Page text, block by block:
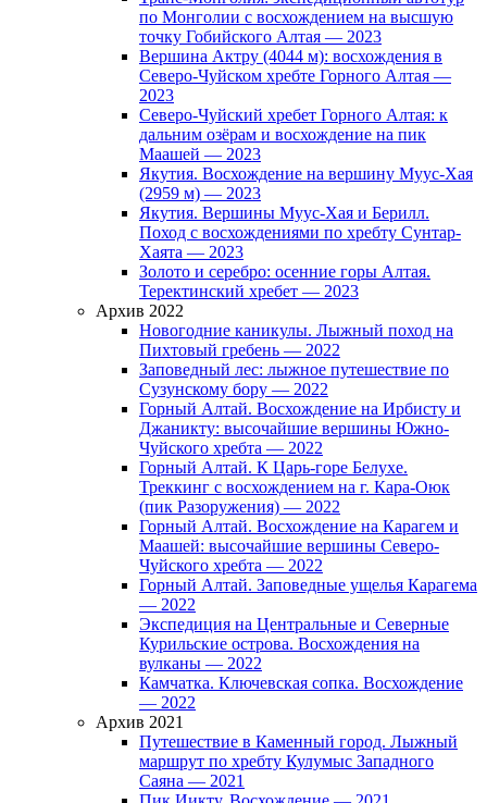
по Монголии с восхождением на высшую
точку Гобийского Алтая — 2023
Вершина Актру (4044 м): восхождения в
Северо-Чуйском хребте Горного Алтая —
2023
Северо-Чуйский хребет Горного Алтая: к
дальним озёрам и восхождение на пик
Маашей — 2023
Якутия. Восхождение на вершину Муус-Хая
(2959 м) — 2023
Якутия. Вершины Муус-Хая и Берилл.
Поход с восхождениями по хребту Сунтар-
Хаята — 2023
Золото и серебро: осенние горы Алтая.
Теректинский хребет — 2023
Архив 2022
Новогодние каникулы. Лыжный поход на
Пихтовый гребень — 2022
Заповедный лес: лыжное путешествие по
Сузунскому бору — 2022
Горный Алтай. Восхождение на Ирбисту и
Джаникту: высочайшие вершины Южно-
Чуйского хребта — 2022
Горный Алтай. К Царь-горе Белухе.
Треккинг с восхождением на г. Кара-Оюк
(пик Разоружения) — 2022
Горный Алтай. Восхождение на Карагем и
Маашей: высочайшие вершины Северо-
Чуйского хребта — 2022
Горный Алтай. Заповедные ущелья Карагема
— 2022
Экспедиция на Центральные и Северные
Курильские острова. Восхождения на
вулканы — 2022
Камчатка. Ключевская сопка. Восхождение
— 2022
Архив 2021
Путешествие в Каменный город. Лыжный
маршрут по хребту Кулумыс Западного
Саяна — 2021